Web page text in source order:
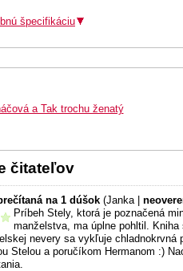
špecifikáciu
a Tak trochu ženatý
čitateľov
na 1 dúšok (Janka |
Príbeh Stely, ktorá je poznačená
manželstva, ma úplne pohltil.
nevery sa vykľuje
Stelou a poručíkom Hermanom :)